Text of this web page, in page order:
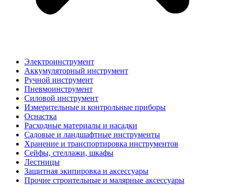
Электроинструмент
Аккумуляторный инструмент
Ручной инструмент
Пневмоинструмент
Силовой инструмент
Измерительные и контрольные приборы
Оснастка
Расходные материалы и насадки
Садовые и ландшафтные инструменты
Хранение и транспортировка инструментов
Сейфы, стеллажи, шкафы
Лестницы
Защитная экипировка и аксессуары
Прочие строительные и малярные аксессуары